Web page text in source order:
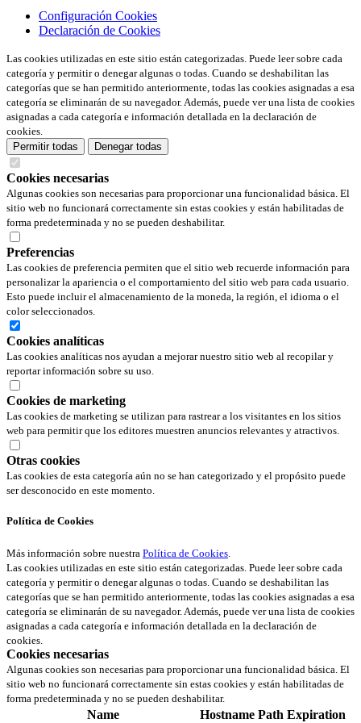
Configuración Cookies
Declaración de Cookies
Las cookies utilizadas en este sitio están categorizadas. Puede leer sobre cada
categoría y permitir o denegar algunas o todas. Cuando se deshabilitan las
categorías que se han permitido anteriormente, todas las cookies asignadas a esa
categoría se eliminarán de su navegador. Además, puede ver una lista de cookies
asignadas a cada categoría e información detallada en la declaración de
cookies.
Permitir todas
Denegar todas
Cookies necesarias
Algunas cookies son necesarias para proporcionar una funcionalidad básica. El
sitio web no funcionará correctamente sin estas cookies y están habilitadas de
forma predeterminada y no se pueden deshabilitar.
Preferencias
Las cookies de preferencia permiten que el sitio web recuerde información para
personalizar la apariencia o el comportamiento del sitio web para cada usuario.
Esto puede incluir el almacenamiento de la moneda, la región, el idioma o el
color seleccionados.
Cookies analíticas
Las cookies analíticas nos ayudan a mejorar nuestro sitio web al recopilar y
reportar información sobre su uso.
Cookies de marketing
Las cookies de marketing se utilizan para rastrear a los visitantes en los sitios
web para permitir que los editores muestren anuncios relevantes y atractivos.
Otras cookies
Las cookies de esta categoría aún no se han categorizado y el propósito puede
ser desconocido en este momento.
Política de Cookies
Más información sobre nuestra Política de Cookies.
Las cookies utilizadas en este sitio están categorizadas. Puede leer sobre cada
categoría y permitir o denegar algunas o todas. Cuando se deshabilitan las
categorías que se han permitido anteriormente, todas las cookies asignadas a esa
categoría se eliminarán de su navegador. Además, puede ver una lista de cookies
asignadas a cada categoría e información detallada en la declaración de
cookies.
Cookies necesarias
Algunas cookies son necesarias para proporcionar una funcionalidad básica. El
sitio web no funcionará correctamente sin estas cookies y están habilitadas de
forma predeterminada y no se pueden deshabilitar.
Name Hostname Path Expiration